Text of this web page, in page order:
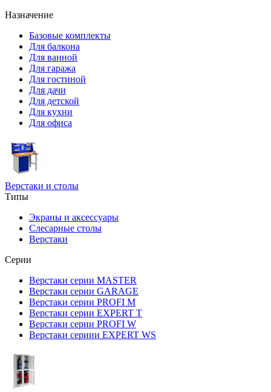
Назначение
Базовые комплекты
Для балкона
Для ванной
Для гаража
Для гостиной
Для дачи
Для детской
Для кухни
Для офиса
Верстаки и столы
Типы
Экраны и аксессуары
Слесарные столы
Верстаки
Серии
Верстаки серии MASTER
Верстаки серии GARAGE
Верстаки серии PROFI M
Верстаки серии EXPERT T
Верстаки серии PROFI W
Верстаки сериии EXPERT WS